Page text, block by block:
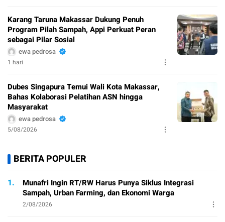
Karang Taruna Makassar Dukung Penuh
Program Pilah Sampah, Appi Perkuat Peran
sebagai Pilar Sosial
ewa pedrosa
1 hari
Dubes Singapura Temui Wali Kota Makassar,
Bahas Kolaborasi Pelatihan ASN hingga
Masyarakat
ewa pedrosa
5/08/2026
BERITA POPULER
1.
Munafri Ingin RT/RW Harus Punya Siklus Integrasi
Sampah, Urban Farming, dan Ekonomi Warga
2/08/2026